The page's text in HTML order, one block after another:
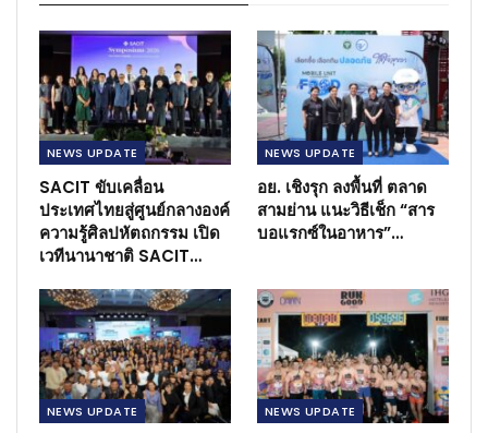
NEWS​ UPDATE
SACIT ขับเคลื่อน
ประเทศไทยสู่ศูนย์กลางองค์
ความรู้ศิลปหัตถกรรม เปิด
เวทีนานาชาติ SACIT…
NEWS​ UPDATE
อย. เชิงรุก ลงพื้นที่ ตลาด
สามย่าน แนะวิธีเช็ก “สาร
บอแรกซ์ในอาหาร”…
NEWS​ UPDATE NEWS​ UPDATE